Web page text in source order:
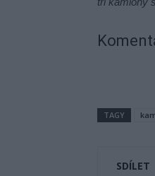
TAGY
SDÍLET